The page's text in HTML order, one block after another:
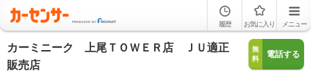
履歴 お気に入り メニュー
カーミニーク 上尾ＴＯＷＥＲ店 ＪＵ適正
販売店
無
料
電話する